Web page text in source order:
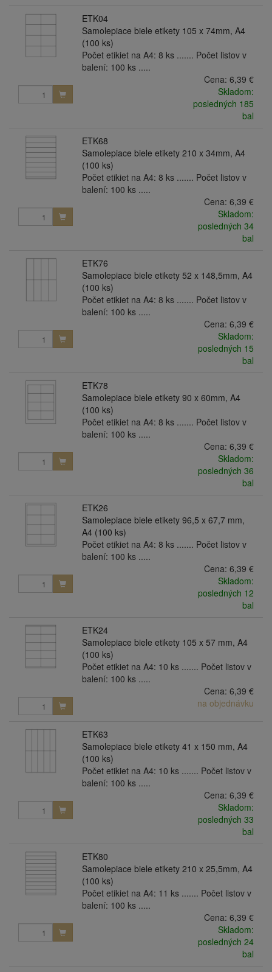
ETK04
Samolepiace biele etikety 105 x 74mm, A4
(100 ks)
Počet etikiet na A4: 8 ks ....... Počet listov v
balení: 100 ks .....
Cena: 6,39 €
Skladom:
posledných 185
bal
ETK68
Samolepiace biele etikety 210 x 34mm, A4
(100 ks)
Počet etikiet na A4: 8 ks ....... Počet listov v
balení: 100 ks .....
Cena: 6,39 €
Skladom:
posledných 34
bal
ETK76
Samolepiace biele etikety 52 x 148,5mm, A4
(100 ks)
Počet etikiet na A4: 8 ks ....... Počet listov v
balení: 100 ks .....
Cena: 6,39 €
Skladom:
posledných 15
bal
ETK78
Samolepiace biele etikety 90 x 60mm, A4
(100 ks)
Počet etikiet na A4: 8 ks ....... Počet listov v
balení: 100 ks .....
Cena: 6,39 €
Skladom:
posledných 36
bal
ETK26
Samolepiace biele etikety 96,5 x 67,7 mm,
A4 (100 ks)
Počet etikiet na A4: 8 ks ....... Počet listov v
balení: 100 ks .....
Cena: 6,39 €
Skladom:
posledných 12
bal
ETK24
Samolepiace biele etikety 105 x 57 mm, A4
(100 ks)
Počet etikiet na A4: 10 ks ....... Počet listov v
balení: 100 ks .....
Cena: 6,39 €
na objednávku
ETK63
Samolepiace biele etikety 41 x 150 mm, A4
(100 ks)
Počet etikiet na A4: 10 ks ....... Počet listov v
balení: 100 ks .....
Cena: 6,39 €
Skladom:
posledných 33
bal
ETK80
Samolepiace biele etikety 210 x 25,5mm, A4
(100 ks)
Počet etikiet na A4: 11 ks ....... Počet listov v
balení: 100 ks .....
Cena: 6,39 €
Skladom:
posledných 24
bal